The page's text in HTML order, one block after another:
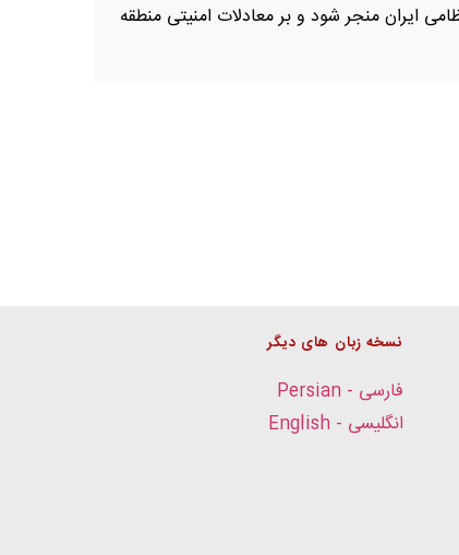
ایران منجر شود و بر معادلات امنیتی منطقه
نسخه زبان های دیگر
فارسی - Persian
انگلیسی - English